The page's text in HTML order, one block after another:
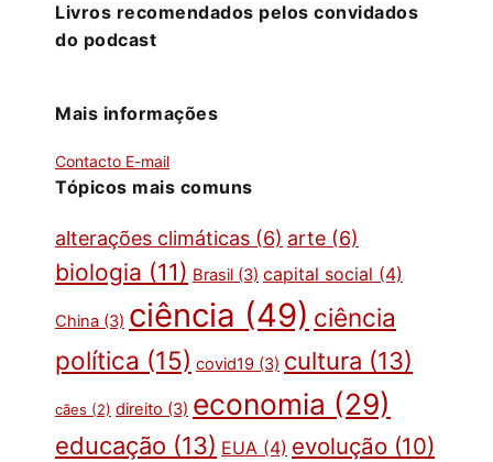
Livros recomendados pelos convidados
do podcast
Mais informações
Contacto E-mail
Tópicos mais comuns
alterações climáticas (6) arte (6)
biologia (11) Brasil (3) capital social (4)
China (3) ciência (49) ciência
política (15) covid19 (3) cultura (13)
cães (2) direito (3) economia (29)
educação (13) EUA (4) evolução (10)